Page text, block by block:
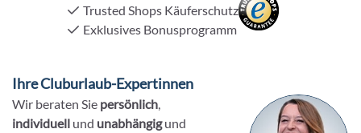
Trusted Shops Käuferschutz
Exklusives Bonusprogramm
Ihre Cluburlaub-Expertinnen
Wir beraten Sie persönlich,
individuell und unabhängigund